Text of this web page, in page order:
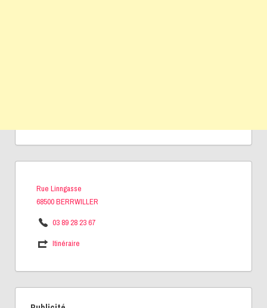
Rue Linngasse
68500 BERRWILLER
03 89 28 23 67
Itinéraire